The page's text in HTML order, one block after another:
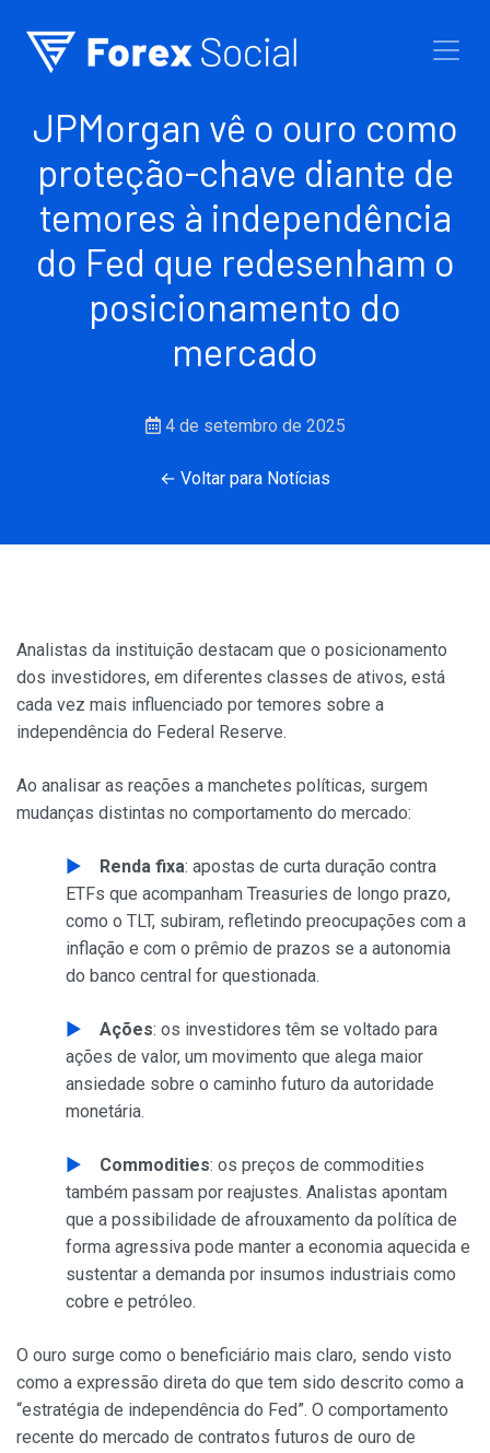
JPMorgan vê o ouro como
proteção-chave diante de
temores à independência
do Fed que redesenham o
posicionamento do
mercado
4 de setembro de 2025
← Voltar para Notícias
Analistas da instituição destacam que o posicionamento
dos investidores, em diferentes classes de ativos, está
cada vez mais influenciado por temores sobre a
independência do Federal Reserve.
Ao analisar as reações a manchetes políticas, surgem
mudanças distintas no comportamento do mercado:
Renda fixa: apostas de curta duração contra
ETFs que acompanham Treasuries de longo prazo,
como o TLT, subiram, refletindo preocupações com a
inflação e com o prêmio de prazos se a autonomia
do banco central for questionada.
Ações: os investidores têm se voltado para
ações de valor, um movimento que alega maior
ansiedade sobre o caminho futuro da autoridade
monetária.
Commodities: os preços de commodities
também passam por reajustes. Analistas apontam
que a possibilidade de afrouxamento da política de
forma agressiva pode manter a economia aquecida e
sustentar a demanda por insumos industriais como
cobre e petróleo.
O ouro surge como o beneficiário mais claro, sendo visto
como a expressão direta do que tem sido descrito como a
“estratégia de independência do Fed”. O comportamento
recente do mercado de contratos futuros de ouro de